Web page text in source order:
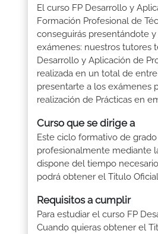
El curso FP Desarrollo y
Formación Profesional de
conseguirás presentándote
exámenes: nuestros tutores
Desarrollo y Aplicación de
realizada en un total de
presentarte a los exámenes
realización de Prácticas en
Curso que se dirige a
Este ciclo formativo de
profesionalmente mediante
dispone del tiempo
podrá obtener el Titulo
Requisitos a cumplir
Para estudiar el curso FP
Cuando quieras obtener el